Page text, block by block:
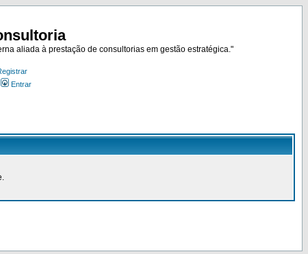
aliada à prestação de consultorias em gestão estratégica."
Entrar